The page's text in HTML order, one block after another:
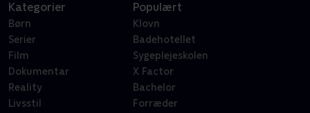
Kategorier
Børn
Serier
Film
Dokumentar
Reality
Livsstil
Populært
Klovn
Badehotellet
Sygeplejeskolen
X Factor
Bachelor
Forræder